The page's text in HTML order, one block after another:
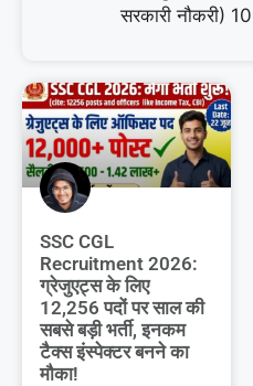
सरकारी नौकरी)
SSC CGL
Recruitment 2026:
ग्रेजुएट्स के लिए
12,256 पदों पर साल की
सबसे बड़ी भर्ती, इनकम
टैक्स इंस्पेक्टर बनने का
मौका!